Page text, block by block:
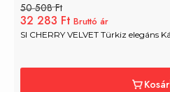
50 508 Ft
32 283 Ft Bruttó ár
SI CHERRY VELVET Türkiz elegáns